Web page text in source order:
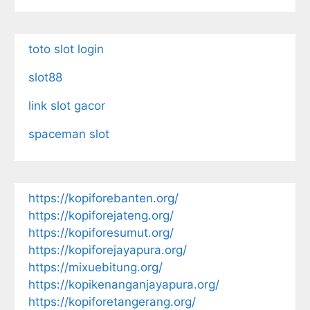
toto slot login
slot88
link slot gacor
spaceman slot
https://kopiforebanten.org/
https://kopiforejateng.org/
https://kopiforesumut.org/
https://kopiforejayapura.org/
https://mixuebitung.org/
https://kopikenanganjayapura.org/
https://kopiforetangerang.org/